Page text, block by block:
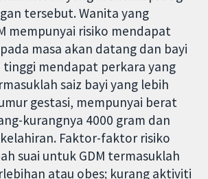
tersebut. Wanita yang
mempunyai risiko mendapat
masa akan datang dan bayi
tinggi mendapat perkara yang
saiz bayi yang lebih
gestasi, mempunyai berat
kurangnya 4000 gram dan
Faktor-faktor risiko
suai untuk GDM termasuklah
atau obes; kurang aktiviti